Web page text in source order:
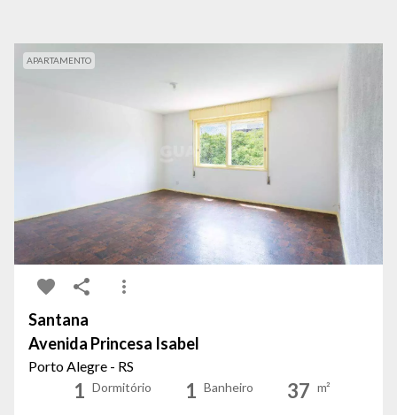
APARTAMENTO
Santana
Avenida Princesa Isabel
Porto Alegre - RS
1 Dormitório 1 Banheiro 37 m²